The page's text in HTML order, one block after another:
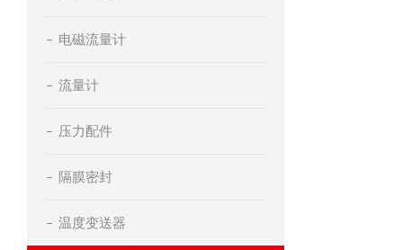
电磁流量计
流量计
压力配件
隔膜密封
温度变送器